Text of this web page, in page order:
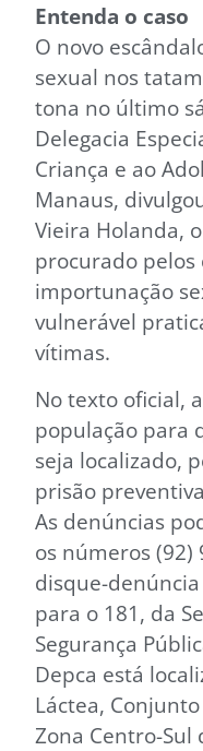
Entenda o caso
O novo
sexual nos
tona no último
Delegacia
Criança e ao
Manaus,
Vieira Holanda,
procurado pelos
importunação
vulnerável
vítimas.
No texto oficial,
população para
seja localizado,
prisão
As denúncias
os números (92)
disque-
para o 181, da
Segurança
Depca está
Láctea,
Zona Centro-Sul